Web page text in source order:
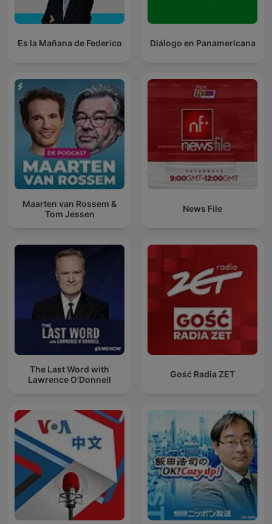
Es la Mañana de Federico Diálogo en Panamericana
Maarten van Rossem &
Tom Jessen
News File
The Last Word with
Lawrence O’Donnell
Gość Radia ZET